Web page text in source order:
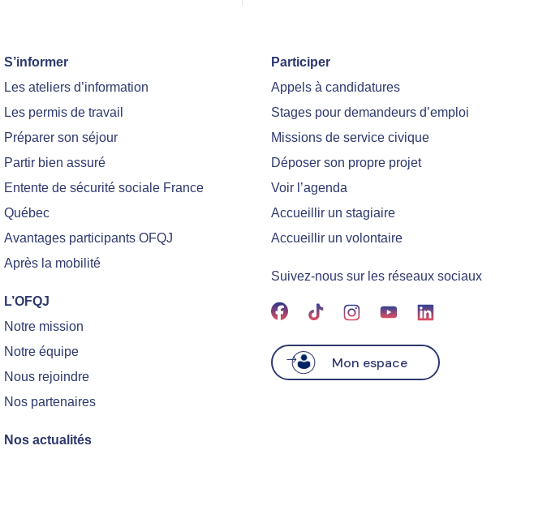
S’informer
Les ateliers d’information
Les permis de travail
Préparer son séjour
Partir bien assuré
Entente de sécurité sociale France
Québec
Avantages participants OFQJ
Après la mobilité
L’OFQJ
Notre mission
Notre équipe
Nous rejoindre
Nos partenaires
Nos actualités
Participer
Appels à candidatures
Stages pour demandeurs d’emploi
Missions de service civique
Déposer son propre projet
Voir l’agenda
Accueillir un stagiaire
Accueillir un volontaire
Suivez-nous sur les réseaux sociaux
Mon espace